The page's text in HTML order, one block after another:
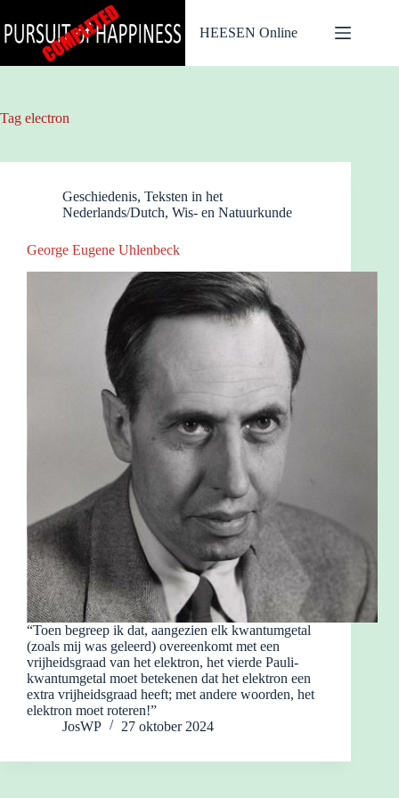
naar
de
HEESEN Online
Tag electron
Geschiedenis, Teksten in het
Nederlands/Dutch, Wis- en Natuurkunde
George Eugene Uhlenbeck
“Toen begreep ik dat, aangezien elk kwantumgetal
(zoals mij was geleerd) overeenkomt met een
vrijheidsgraad van het elektron, het vierde Pauli-
kwantumgetal moet betekenen dat het elektron een
extra vrijheidsgraad heeft; met andere woorden, het
elektron moet roteren!”
JosWP
27 oktober 2024